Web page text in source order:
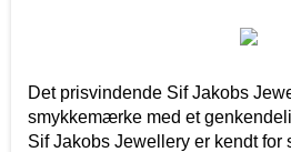
Det prisvindende Sif Jakobs
smykkemærke med et
Sif Jakobs Jewellery er kendt for